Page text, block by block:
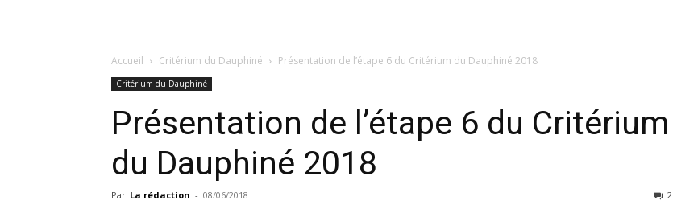
Accueil Critérium du Dauphiné Présentation de l’étape 6 du Critérium du Dauphiné 2018
Critérium du Dauphiné
Présentation de l’étape 6 du Critérium
du Dauphiné 2018
Par La rédaction - 08/06/2018 2